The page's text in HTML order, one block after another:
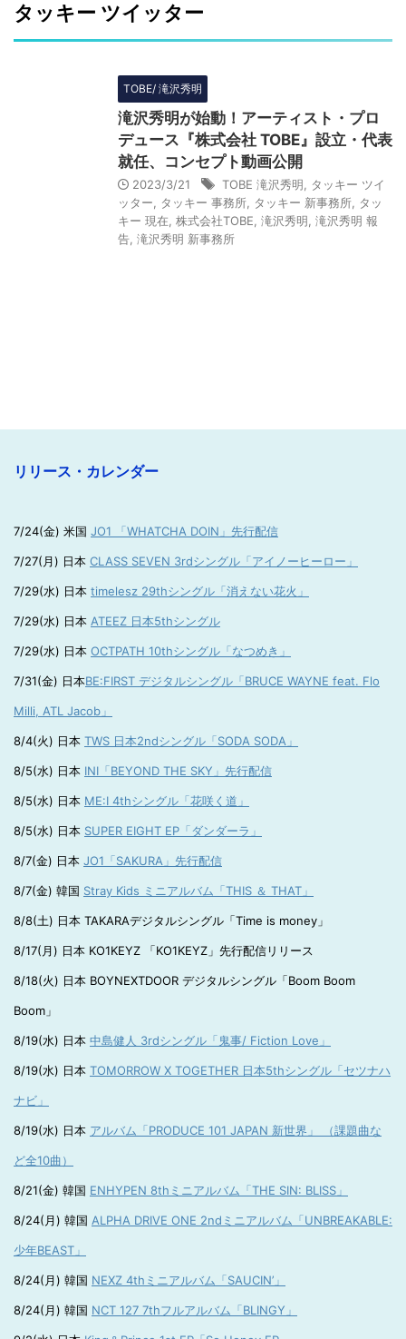
タッキー ツイッター
TOBE/ 滝沢秀明
滝沢秀明が始動！アーティスト・プロ
デュース『株式会社 TOBE』設立・代表
就任、コンセプト動画公開
2023/3/21 TOBE 滝沢秀明
タッキー ツイ
ッター
タッキー 事務所 タッキー 新事務所
タッ
キー 現在 株式会社TOBE 滝沢秀明 滝沢秀明 報
告 滝沢秀明 新事務所
リリース・カレンダー
7/24(金) 米国 JO1 「WHATCHA DOIN」先行配信
7/27(月) 日本 CLASS SEVEN 3rdシングル「アイノーヒーロー」
7/29(水) 日本 timelesz 29thシングル「消えない花火」
7/29(水) 日本 ATEEZ 日本5thシングル
7/29(水) 日本 OCTPATH 10thシングル「なつめき」
7/31(金) 日本BE:FIRST デジタルシングル「BRUCE WAYNE feat. Flo
Milli, ATL Jacob」
8/4(火) 日本 TWS 日本2ndシングル「SODA SODA」
8/5(水) 日本 INI「BEYOND THE SKY」先行配信
8/5(水) 日本 ME:I 4thシングル「花咲く道」
8/5(水) 日本 SUPER EIGHT EP「ダンダーラ」
8/7(金) 日本 JO1「SAKURA」先行配信
8/7(金) 韓国 Stray Kids ミニアルバム「THIS ＆ THAT」
8/8(土) 日本 TAKARAデジタルシングル「Time is money」
8/17(月) 日本 KO1KEYZ 「KO1KEYZ」先行配信リリース
8/18(火) 日本 BOYNEXTDOOR デジタルシングル「Boom Boom
Boom」
8/19(水) 日本 中島健人 3rdシングル「鬼事/ Fiction Love」
8/19(水) 日本 TOMORROW X TOGETHER 日本5thシングル「セツナハ
ナビ」
8/19(水) 日本 アルバム「PRODUCE 101 JAPAN 新世界」 （課題曲な
ど全10曲）
8/21(金) 韓国 ENHYPEN 8thミニアルバム「THE SIN: BLISS」
8/24(月) 韓国 ALPHA DRIVE ONE 2ndミニアルバム「UNBREAKABLE:
少年BEAST」
8/24(月) 韓国 NEXZ 4thミニアルバム「SAUCIN’」
8/24(月) 韓国 NCT 127 7thフルアルバム「BLINGY」